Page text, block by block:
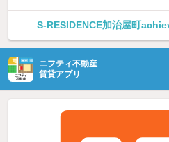
S-RESIDENCE加治屋町
ニフティ不動産
賃貸アプリ